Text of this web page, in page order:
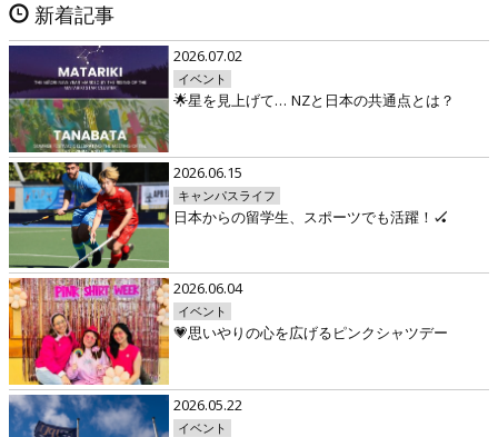
新着記事
2026.07.02
イベント
🌟星を見上げて… NZと日本の共通点とは？
2026.06.15
キャンパスライフ
日本からの留学生、スポーツでも活躍！🏑
2026.06.04
イベント
💗思いやりの心を広げるピンクシャツデー
2026.05.22
イベント